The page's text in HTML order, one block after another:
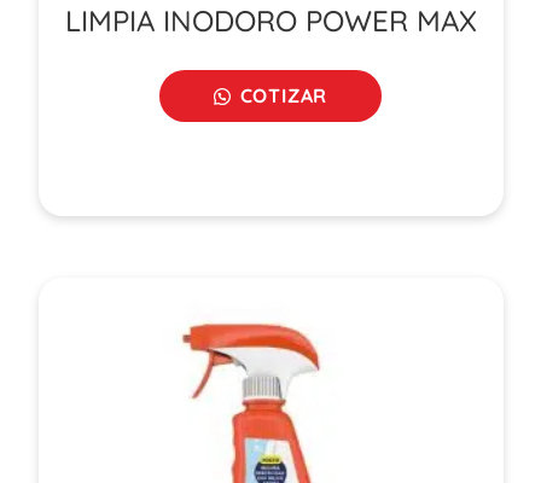
LIMPIA INODORO POWER MAX
COTIZAR